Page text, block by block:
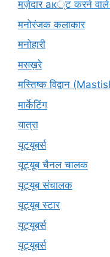
मज़ेदार ак्ट करने वाले
मनोरंजक कलाकार
मनोहारी
मसख़रे
मस्तिष्क विद्वान
मार्केटिंग
यात्रा
यूटयूबर्स
यूट्यूब चैनल चालक
यूट्यूब संचालक
यूट्यूब स्टार
यूट्‍यूबर्स
यूट्यूबर्स